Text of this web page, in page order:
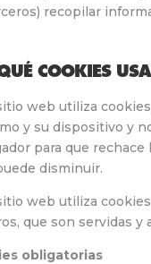
recopilar
COOKIES
web utiliza
y su dispositivo y
para que
disminuir.
web utiliza
que son servidas y
obligatorias